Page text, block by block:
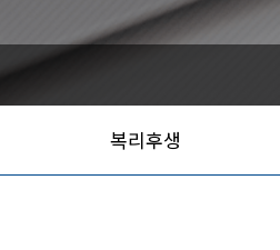
복리후생